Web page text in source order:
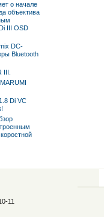
о начале
объектива
III OSD
DC-
Bluetooth
III.
Di VC
11